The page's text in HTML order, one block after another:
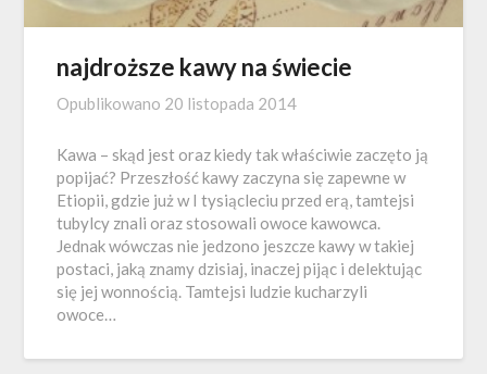
najdroższe kawy na świecie
Opublikowano 20 listopada 2014
Kawa – skąd jest oraz kiedy tak właściwie zaczęto ją
popijać? Przeszłość kawy zaczyna się zapewne w
Etiopii, gdzie już w I tysiącleciu przed erą, tamtejsi
tubylcy znali oraz stosowali owoce kawowca.
Jednak wówczas nie jedzono jeszcze kawy w takiej
postaci, jaką znamy dzisiaj, inaczej pijąc i delektując
się jej wonnością. Tamtejsi ludzie kucharzyli
owoce…